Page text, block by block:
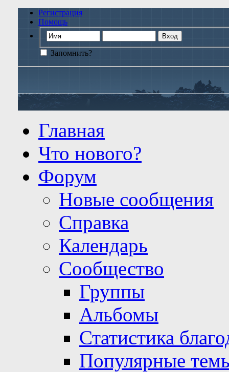
Регистрация
Помощь
Запомнить?
Главная
Что нового?
Форум
Новые сообщения
Справка
Календарь
Сообщество
Группы
Альбомы
Статистика
Популярные